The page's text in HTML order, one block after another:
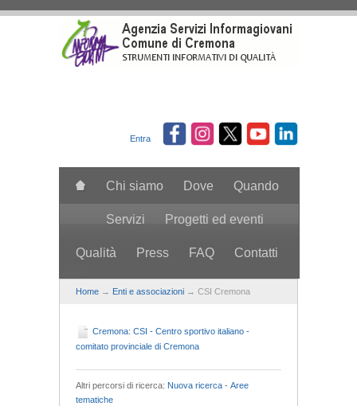
Entra
Chi siamo Dove Quando
Servizi Progetti ed eventi
Qualità Press FAQ Contatti
Home → Enti e associazioni → CSI Cremona
Cremona: CSI - Centro sportivo italiano -
comitato provinciale di Cremona
Altri percorsi di ricerca: Nuova ricerca - Aree
tematiche